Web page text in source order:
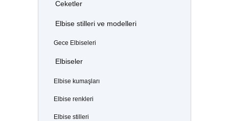
Ceketler
Elbise stilleri ve modelleri
Gece Elbiseleri
Elbiseler
Elbise kumaşları
Elbise renkleri
Elbise stilleri